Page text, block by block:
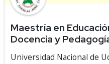
Maestría en
Docencia y
Universidad Nacional de